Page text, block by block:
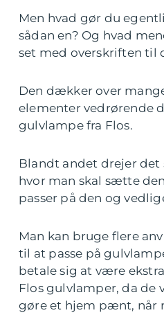
Men hvad gør du
sådan en? Og hvad
set med overskriften til
Den dækker over
elementer vedrørende
gulvlampe fra Flos.
Blandt andet drejer det
hvor man skal sætte
passer på den og
Man kan bruge flere
til at passe på
betale sig at være
Flos gulvlamper, da de
gøre et hjem pænt, når